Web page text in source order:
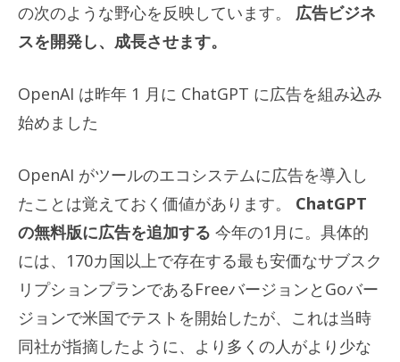
の次のような野心を反映しています。 広告ビジネ
スを開発し、成長させます。
OpenAI は昨年 1 月に ChatGPT に広告を組み込み
始めました
OpenAI がツールのエコシステムに広告を導入し
たことは覚えておく価値があります。
ChatGPT
の無料版に広告を追加する 今年の1月に。具体的
には、170カ国以上で存在する最も安価なサブスク
リプションプランであるFreeバージョンとGoバー
ジョンで米国でテストを開始したが、これは当時
同社が指摘したように、より多くの人がより少な